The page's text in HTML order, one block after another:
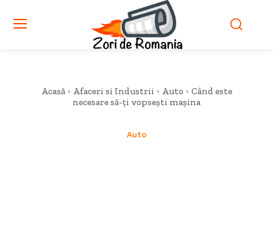
Acasă Afaceri si Industrii Auto
Când este
necesare să-ți vopsești mașina
Auto